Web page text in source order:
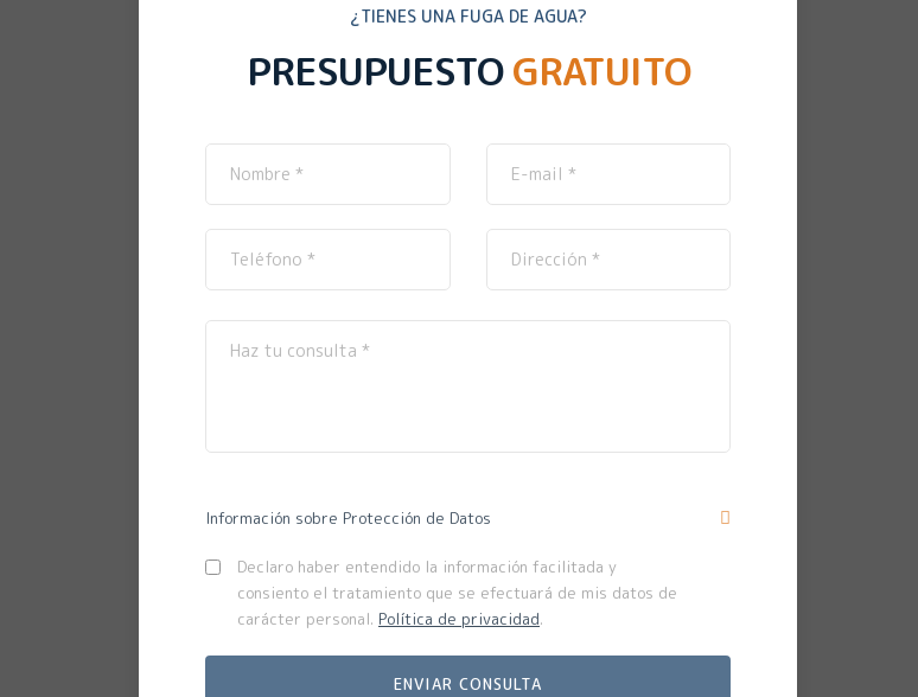
¿TIENES UNA FUGA DE AGUA?
PRESUPUESTOGRATUITO
Información sobre Protección de Datos
Declaro haber entendido la información facilitada y
consiento el tratamiento que se efectuará de mis datos de
carácter personal. Política de privacidad.